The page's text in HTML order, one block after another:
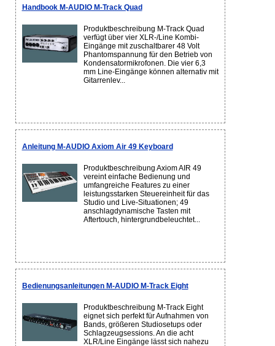
Handbook M-AUDIO M-Track Quad
Produktbeschreibung M-Track Quad
verfügt über vier XLR-/Line Kombi-
Eingänge mit zuschaltbarer 48 Volt
Phantomspannung für den Betrieb von
Kondensatormikrofonen. Die vier 6,3
mm Line-Eingänge können alternativ mit
Gitarrenlev...
Anleitung M-AUDIO Axiom Air 49 Keyboard
Produktbeschreibung Axiom AIR 49
vereint einfache Bedienung und
umfangreiche Features zu einer
leistungsstarken Steuereinheit für das
Studio und Live-Situationen; 49
anschlagdynamische Tasten mit
Aftertouch, hintergrundbeleuchtet...
Bedienungsanleitungen M-AUDIO M-Track Eight
Produktbeschreibung M-Track Eight
eignet sich perfekt für Aufnahmen von
Bands, größeren Studiosetups oder
Schlagzeugsessions. An die acht
XLR/Line Eingänge lässt sich nahezu